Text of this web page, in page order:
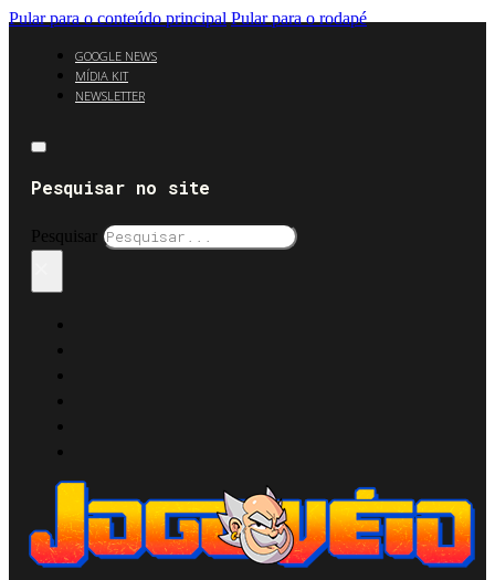
Pular para o conteúdo principal Pular para o rodapé
GOOGLE NEWS
MÍDIA KIT
NEWSLETTER
Pesquisar no site
Pesquisar